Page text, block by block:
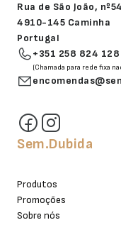
Rua de São João,
4910-145 Caminha
Portugal
+351 258 824 128
(Chamada para rede fixa
Sem.Dubida
Produtos
Promoções
Sobre nós